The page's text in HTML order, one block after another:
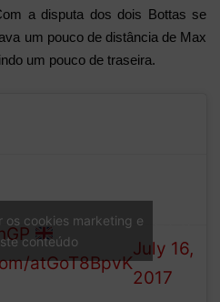
a disputa dos dois Bottas se
um pouco de distância de Max
um pouco de traseira.
bumper
atGoT8BpvK
1 (@F1)
July 16,
2017
os cookies marketing e
conteúdo